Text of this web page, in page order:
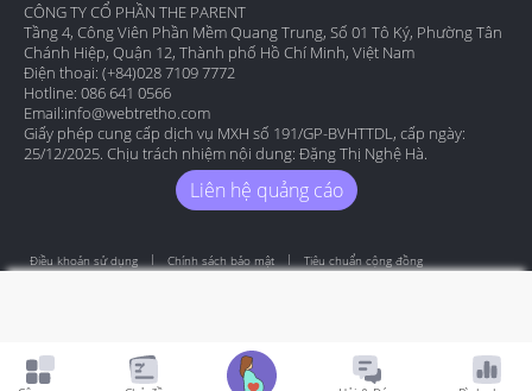
CÔNG TY CỔ PHẦN THE PARENT
Tầng 4, Công Viên Phần Mềm Quang Trung, Số 01 Tô Ký, Phường Tân
Chánh Hiệp, Quận 12, Thành phố Hồ Chí Minh, Việt Nam
Điện thoại: (+84)028 7109 7772
Hotline: 086 641 0566
Email:info@webtretho.com
Giấy phép cung cấp dịch vụ MXH số 191/GP-BVHTTDL, cấp ngày:
25/12/2025. Chịu trách nhiệm nội dung: Đặng Thị Nghệ Hà.
Liên hệ quảng cáo
Điều khoản sử dụng Chính sách bảo mật Tiêu chuẩn cộng đồng